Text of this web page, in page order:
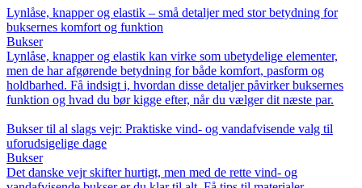
Lynlåse, knapper og elastik – små detaljer med stor betydning for
buksernes komfort og funktion
Bukser
Lynlåse, knapper og elastik kan virke som ubetydelige elementer,
men de har afgørende betydning for både komfort, pasform og
holdbarhed. Få indsigt i, hvordan disse detaljer påvirker buksernes
funktion og hvad du bør kigge efter, når du vælger dit næste par.
Bukser til al slags vejr: Praktiske vind- og vandafvisende valg til
uforudsigelige dage
Bukser
Det danske vejr skifter hurtigt, men med de rette vind- og